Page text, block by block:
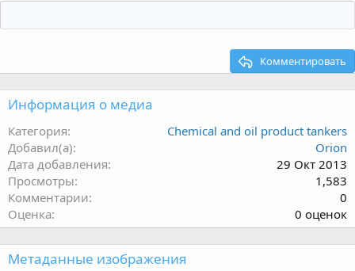
Комментировать
Информация о медиа
Категория
Chemical and oil product tankers
Добавил(а)
Orion
Дата добавления
29 Окт 2013
Просмотры
1,583
Комментарии
0
Оценка
0
.
0
0 оценок
Метаданные изображения